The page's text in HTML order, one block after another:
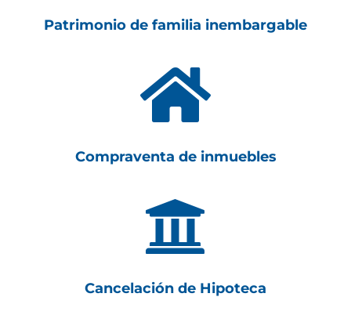
Patrimonio de familia inembargable

Compraventa de inmuebles

Cancelación de Hipoteca